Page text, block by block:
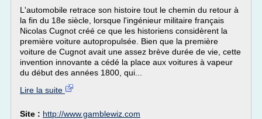
L'automobile retrace son histoire tout le chemin du retour à
la fin du 18e siècle, lorsque l'ingénieur militaire français
Nicolas Cugnot créé ce que les historiens considèrent la
première voiture autopropulsée. Bien que la première
voiture de Cugnot avait une assez brève durée de vie, cette
invention innovante a cédé la place aux voitures à vapeur
du début des années 1800, qui...
Lire la suite
Site : http://www.gamblewiz.com